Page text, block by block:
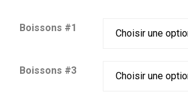
Boissons #1
Boissons #3